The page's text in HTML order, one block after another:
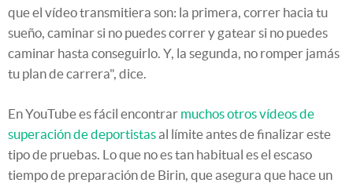
que el vídeo transmitiera son: la primera, correr hacia tu
sueño, caminar si no puedes correr y gatear si no puedes
caminar hasta conseguirlo. Y, la segunda, no romper jamás
tu plan de carrera", dice.
En YouTube es fácil encontrar muchos otros vídeos de
superación de deportistasal límite antes de finalizar este
tipo de pruebas. Lo que no es tan habitual es el escaso
tiempo de preparación de Birin, que asegura que hace un